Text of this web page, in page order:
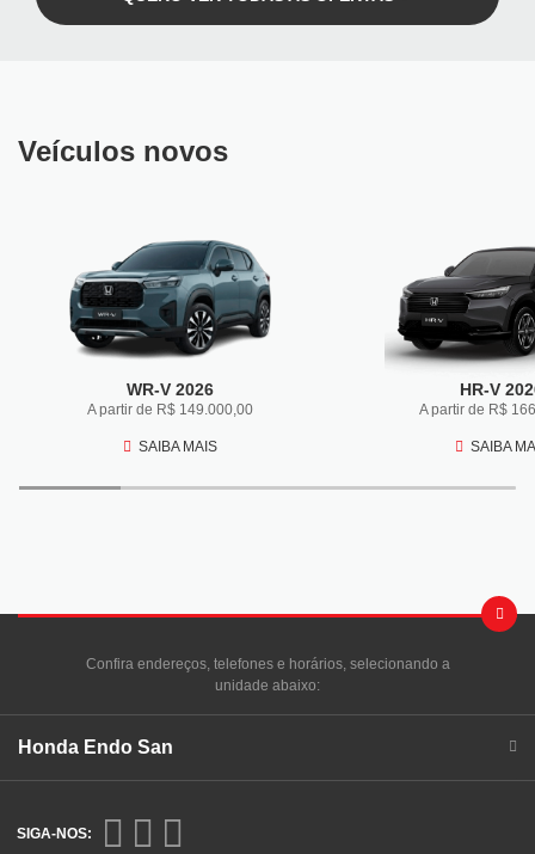
Veículos novos
WR-V 2026
A partir de R$ 149.000,00
SAIBA MAIS
HR-V
A partir de R$
SAIBA
Confira endereços, telefones e horários, selecionando a
unidade abaixo:
Honda Endo San
SIGA-NOS: